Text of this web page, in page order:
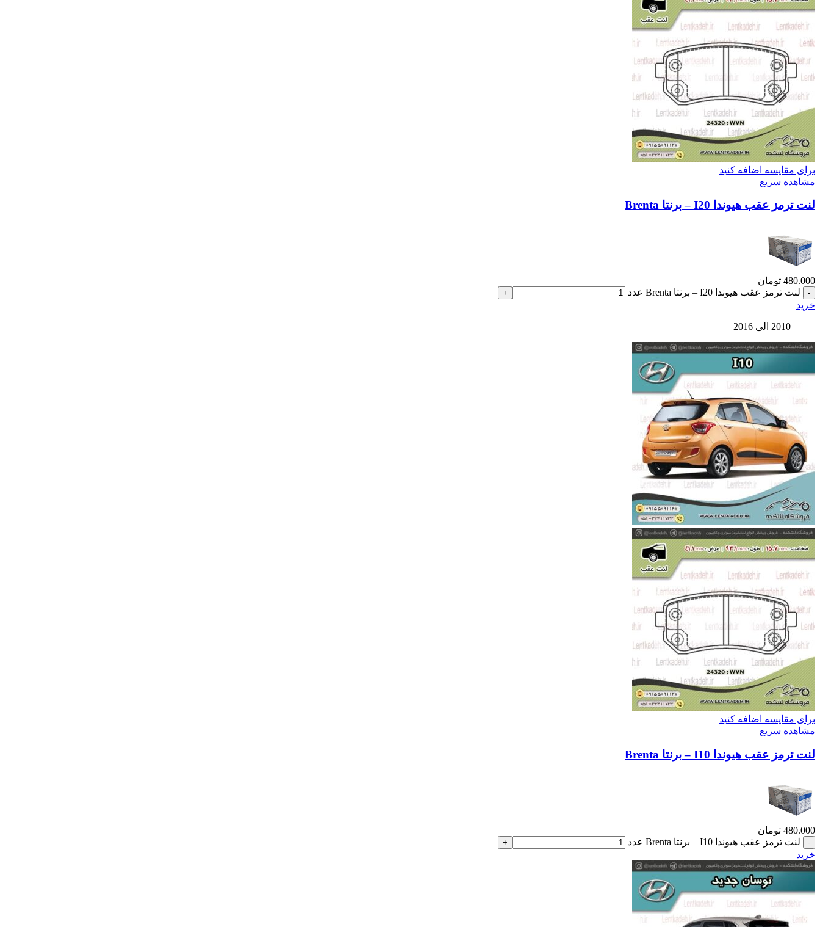
برای مقایسه اضافه کنید
مشاهده سریع
لنت ترمز عقب هیوندا I20 – برنتا Brenta
480.000 تومان
لنت ترمز عقب هیوندا I20 – برنتا Brenta عدد
خرید
2010 الی 2016
برای مقایسه اضافه کنید
مشاهده سریع
لنت ترمز عقب هیوندا I10 – برنتا Brenta
480.000 تومان
لنت ترمز عقب هیوندا I10 – برنتا Brenta عدد
خرید